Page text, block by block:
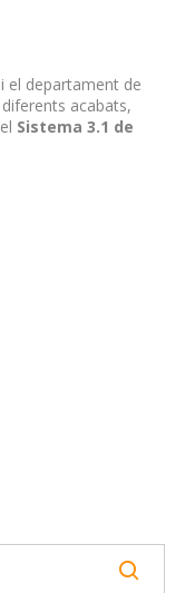
i el departament de
acabats,
Sistema 3.1 de